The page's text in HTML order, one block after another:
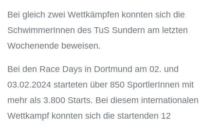
Bei gleich zwei Wettkämpfen konnten sich die
SchwimmerInnen des TuS Sundern am letzten
Wochenende beweisen.
Bei den Race Days in Dortmund am 02. und
03.02.2024 starteten über 850 SportlerInnen mit
mehr als 3.800 Starts. Bei diesem internationalen
Wettkampf konnten sich die startenden 12